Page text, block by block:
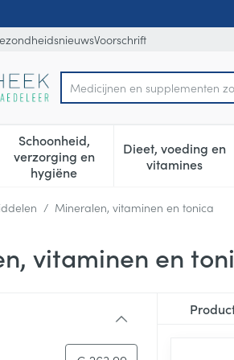
Voorschrift
Product, merk, categorie...
Schoonheid,
verzorging en
hygiëne
Toon submenu voor
Dieet, voeding en
vitamines
Toon
/ Mineralen, vitaminen en tonica
vitaminen en